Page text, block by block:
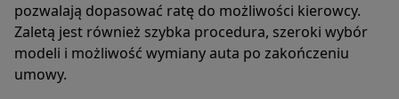
pozwalają dopasować ratę do możliwości kierowcy.
Zaletą jest również szybka procedura, szeroki wybór
modeli i możliwość wymiany auta po zakończeniu
umowy.